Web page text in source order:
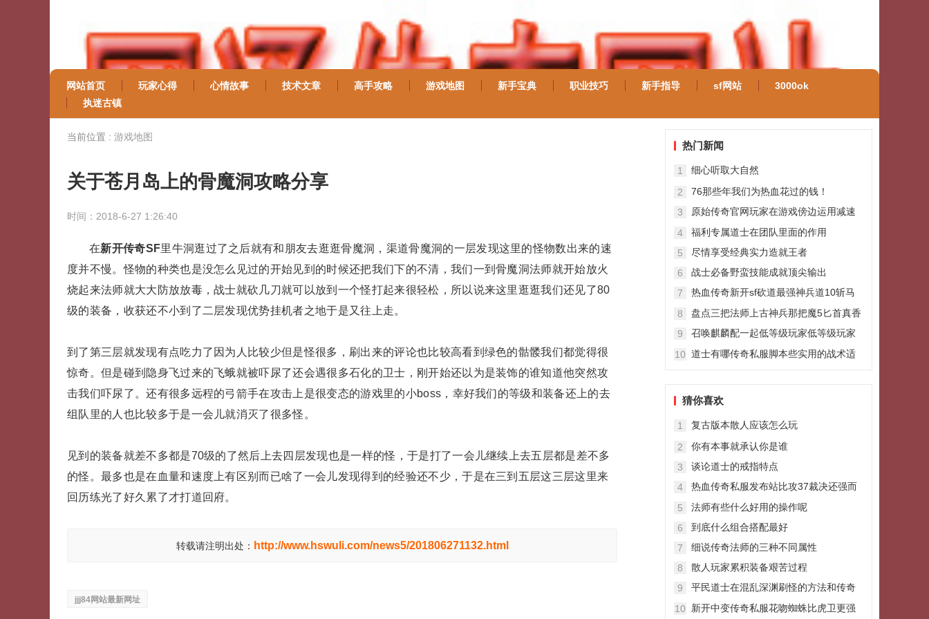
网站首页 玩家心得 心情故事 技术文章 高手攻略 游戏地图 新手宝典 职业技巧 新手指导 sf网站
3000ok
执迷古镇
当前位置 : 游戏地图
关于苍月岛上的骨魔洞攻略分享
时间：2018-6-27 1:26:40
在新开传奇SF里牛洞逛过了之后就有和朋友去逛逛骨魔洞，渠道骨魔洞的一层发现这里的怪物数出来的速
度并不慢。怪物的种类也是没怎么见过的开始见到的时候还把我们下的不清，我们一到骨魔洞法师就开始放火
烧起来法师就大大防放放毒，战士就砍几刀就可以放到一个怪打起来很轻松，所以说来这里逛逛我们还见了80
级的装备，收获还不小到了二层发现优势挂机者之地于是又往上走。
到了第三层就发现有点吃力了因为人比较少但是怪很多，刷出来的评论也比较高看到绿色的骷髅我们都觉得很
惊奇。但是碰到隐身飞过来的飞蛾就被吓尿了还会遇很多石化的卫士，刚开始还以为是装饰的谁知道他突然攻
击我们吓尿了。还有很多远程的弓箭手在攻击上是很变态的游戏里的小boss，幸好我们的等级和装备还上的去
组队里的人也比较多于是一会儿就消灭了很多怪。
见到的装备就差不多都是70级的了然后上去四层发现也是一样的怪，于是打了一会儿继续上去五层都是差不多
的怪。最多也是在血量和速度上有区别而已啥了一会儿发现得到的经验还不少，于是在三到五层这三层这里来
回历练光了好久累了才打道回府。
转载请注明出处： http://www.hswuli.com/news5/201806271132.html
jjj84网站最新网址
热门新闻
1
细心听取大自然
2
76那些年我们为热血花过的钱！
3
原始传奇官网玩家在游戏傍边运用减速
4
福利专属道士在团队里面的作用
5
尽情享受经典实力造就王者
6
战士必备野蛮技能成就顶尖输出
7
热血传奇新开sf砍道最强神兵道10斩马
8
盘点三把法师上古神兵那把魔5匕首真香
9
召唤麒麟配一起低等级玩家低等级玩家
10 道士有哪传奇私服脚本些实用的战术适
猜你喜欢
1
复古版本散人应该怎么玩
2
你有本事就承认你是谁
3
谈论道士的戒指特点
4
热血传奇私服发布站比攻37裁决还强而
5
法师有些什么好用的操作呢
6
到底什么组合搭配最好
7
细说传奇法师的三种不同属性
8
散人玩家累积装备艰苦过程
9
平民道士在混乱深渊刷怪的方法和传奇
10
新开中变传奇私服花吻蜘蛛比虎卫更强